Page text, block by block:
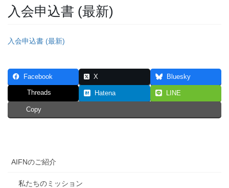
入会申込書 (最新)
入会申込書 (最新)
Facebook X Bluesky
Threads Hatena LINE
Copy
AIFNのご紹介
私たちのミッション